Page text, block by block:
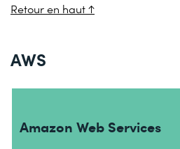
Retour en haut ↑
AWS
Amazon Web Services